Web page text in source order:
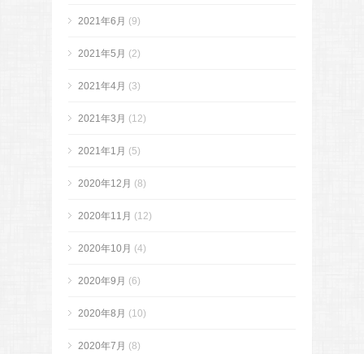
2021年6月 (9)
2021年5月 (2)
2021年4月 (3)
2021年3月 (12)
2021年1月 (5)
2020年12月 (8)
2020年11月 (12)
2020年10月 (4)
2020年9月 (6)
2020年8月 (10)
2020年7月 (8)